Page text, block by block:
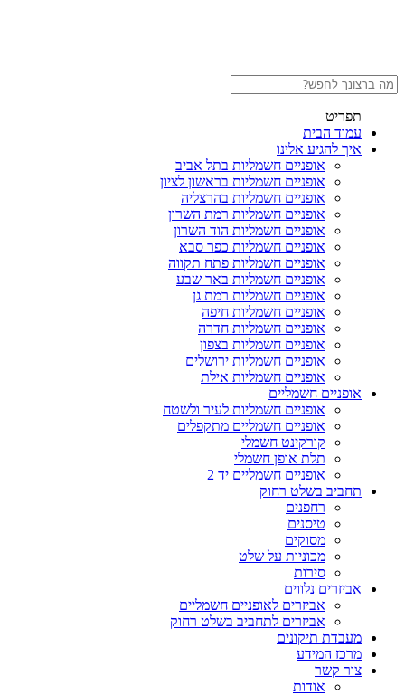
תפריט
עמוד הבית
איך להגיע אלינו
אופניים חשמליות בתל אביב
אופניים חשמליות בראשון לציון
אופניים חשמליות בהרצליה
אופניים חשמליות רמת השרון
אופניים חשמליות הוד השרון
אופניים חשמליות כפר סבא
אופניים חשמליות פתח תקווה
אופניים חשמליות באר שבע
אופניים חשמליות רמת גן
אופניים חשמליות חיפה
אופניים חשמליות חדרה
אופניים חשמליות בצפון
אופניים חשמליות ירושלים
אופניים חשמליות אילת
אופניים חשמליים
אופניים חשמליות לעיר ולשטח
אופניים חשמליים מתקפלים
קורקינט חשמלי
תלת אופן חשמלי
אופניים חשמליים יד 2
תחביב בשלט רחוק
רחפנים
טיסנים
מסוקים
מכוניות על שלט
סירות
אביזרים נלווים
אביזרים לאופניים חשמליים
אביזרים לתחביב בשלט רחוק
מעבדת תיקונים
מרכז המידע
צור קשר
אודות